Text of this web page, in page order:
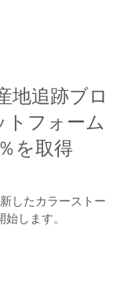
地追跡ブロ
トフォーム
を取得
したカラーストー
します。